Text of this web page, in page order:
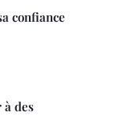
confiance
des